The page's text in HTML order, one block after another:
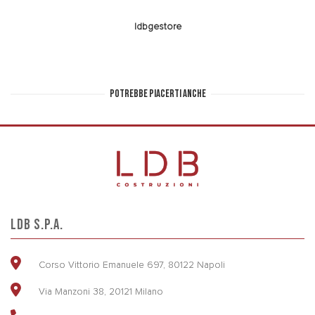
ldbgestore
POTREBBE PIACERTI ANCHE
LDB S.P.A.
Corso Vittorio Emanuele 697, 80122 Napoli
Via Manzoni 38, 20121 Milano